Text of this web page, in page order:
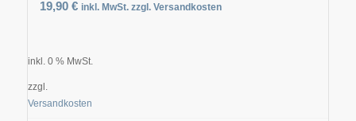
19,90 € inkl. MwSt. zzgl. Versandkosten
inkl. 0 % MwSt.
zzgl.
Versandkosten